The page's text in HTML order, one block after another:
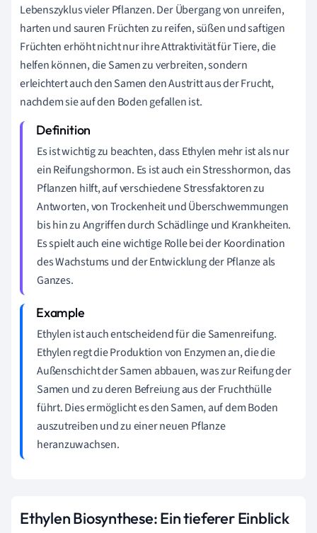
Lebenszyklus vieler Pflanzen. Der Übergang von unreifen,
harten und sauren Früchten zu reifen, süßen und saftigen
Früchten erhöht nicht nur ihre Attraktivität für Tiere, die
helfen können, die Samen zu verbreiten, sondern
erleichtert auch den Samen den Austritt aus der Frucht,
nachdem sie auf den Boden gefallen ist.
Es ist wichtig zu beachten, dass Ethylen mehr ist als nur
ein Reifungshormon. Es ist auch ein Stresshormon, das
Pflanzen hilft, auf verschiedene Stressfaktoren zu
Antworten, von Trockenheit und Überschwemmungen
bis hin zu Angriffen durch Schädlinge und Krankheiten.
Es spielt auch eine wichtige Rolle bei der Koordination
des Wachstums und der Entwicklung der Pflanze als
Ganzes.
Ethylen ist auch entscheidend für die Samenreifung.
Ethylen regt die Produktion von Enzymen an, die die
Außenschicht der Samen abbauen, was zur Reifung der
Samen und zu deren Befreiung aus der Fruchthülle
führt. Dies ermöglicht es den Samen, auf dem Boden
auszutreiben und zu einer neuen Pflanze
heranzuwachsen.
Ethylen Biosynthese: Ein tieferer Einblick